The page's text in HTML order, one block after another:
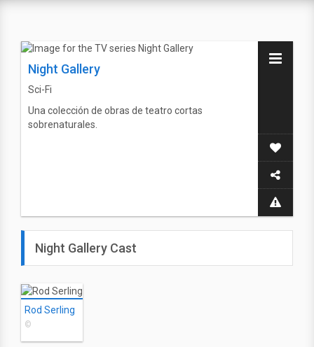
Night Gallery
Sci-Fi
Una colección de obras de teatro cortas
sobrenaturales.
Night Gallery Cast
Rod Serling
©